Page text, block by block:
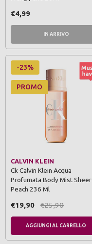
€4,99
IN ARRIVO
-23%
PROMO
CALVIN KLEIN
Ck Calvin Klein Acqua
Profumata Body Mist Sheer
Peach 236 Ml
€19,90 €25,90
AGGIUNGI AL CARRELLO